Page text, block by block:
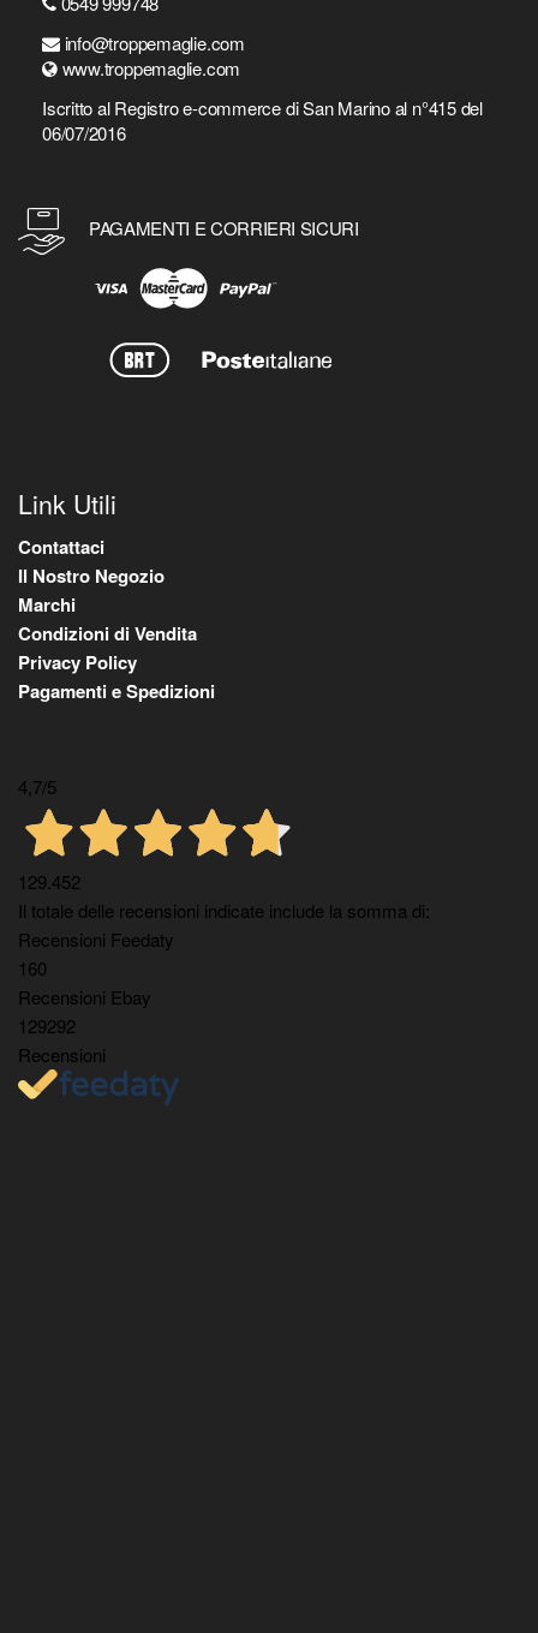
info@troppemaglie.com
www.troppemaglie.com
Iscritto al Registro e-commerce di San Marino al n°415 del
06/07/2016
PAGAMENTI E CORRIERI SICURI
Link Utili
Contattaci
Il Nostro Negozio
Marchi
Condizioni di Vendita
Privacy Policy
Pagamenti e Spedizioni
4,7/5
129.452
Il totale delle recensioni indicate include la somma di:
Recensioni Feedaty
160
Recensioni Ebay
129292
Recensioni